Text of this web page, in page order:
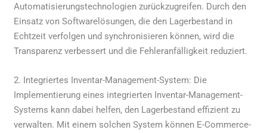
Automatisierungstechnologien zurückzugreifen. Durch den
Einsatz von Softwarelösungen, die den Lagerbestand in
Echtzeit verfolgen und synchronisieren können, wird die
Transparenz verbessert und die Fehleranfälligkeit reduziert.
2. Integriertes Inventar-Management-System: Die
Implementierung eines integrierten Inventar-Management-
Systems kann dabei helfen, den Lagerbestand effizient zu
verwalten. Mit einem solchen System können E-Commerce-